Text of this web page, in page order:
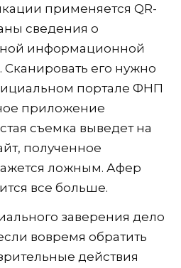
применяется QR-
сведения о
информационной
Сканировать его нужно
портале ФНП
приложение
съемка выведет на
полученное
ложным. Афер
все больше.
заверения дело
вовремя обратить
действия